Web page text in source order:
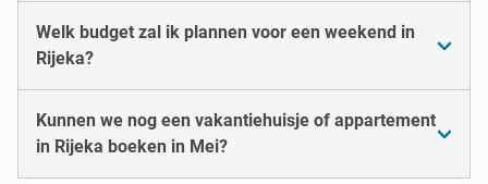
Welk budget zal ik plannen voor een weekend in
Rijeka?
Kunnen we nog een vakantiehuisje of appartement
in Rijeka boeken in Mei?